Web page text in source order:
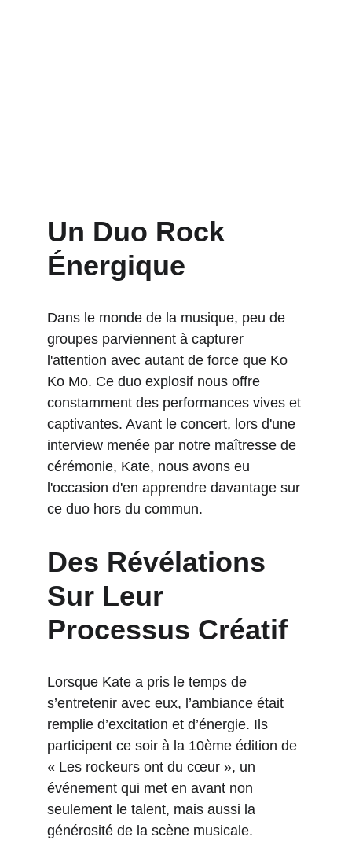
Un Duo Rock
Énergique
Dans le monde de la musique, peu de
groupes parviennent à capturer
l'attention avec autant de force que Ko
Ko Mo. Ce duo explosif nous offre
constamment des performances vives et
captivantes. Avant le concert, lors d'une
interview menée par notre maîtresse de
cérémonie, Kate, nous avons eu
l'occasion d'en apprendre davantage sur
ce duo hors du commun.
Des Révélations
Sur Leur
Processus Créatif
Lorsque Kate a pris le temps de
s’entretenir avec eux, l’ambiance était
remplie d’excitation et d’énergie. Ils
participent ce soir à la 10ème édition de
« Les rockeurs ont du cœur », un
événement qui met en avant non
seulement le talent, mais aussi la
générosité de la scène musicale.